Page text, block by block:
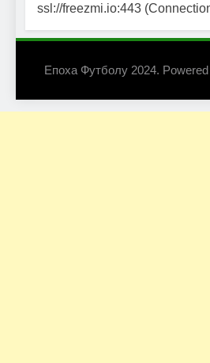
ssl://freezmi.io:443
Епоха Футболу 2024.